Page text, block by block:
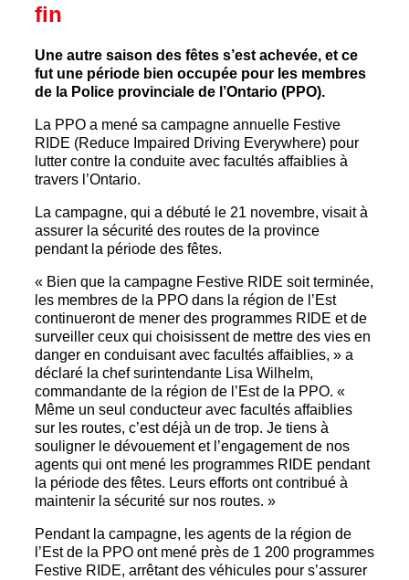
fin
Une autre saison des fêtes s’est achevée, et ce
fut une période bien occupée pour les membres
de la Police provinciale de l’Ontario (PPO).
La PPO a mené sa campagne annuelle Festive
RIDE (Reduce Impaired Driving Everywhere) pour
lutter contre la conduite avec facultés affaiblies à
travers l’Ontario.
La campagne, qui a débuté le 21 novembre, visait à
assurer la sécurité des routes de la province
pendant la période des fêtes.
« Bien que la campagne Festive RIDE soit terminée,
les membres de la PPO dans la région de l’Est
continueront de mener des programmes RIDE et de
surveiller ceux qui choisissent de mettre des vies en
danger en conduisant avec facultés affaiblies, » a
déclaré la chef surintendante Lisa Wilhelm,
commandante de la région de l’Est de la PPO. «
Même un seul conducteur avec facultés affaiblies
sur les routes, c’est déjà un de trop. Je tiens à
souligner le dévouement et l’engagement de nos
agents qui ont mené les programmes RIDE pendant
la période des fêtes. Leurs efforts ont contribué à
maintenir la sécurité sur nos routes. »
Pendant la campagne, les agents de la région de
l’Est de la PPO ont mené près de 1 200 programmes
Festive RIDE, arrêtant des véhicules pour s’assurer